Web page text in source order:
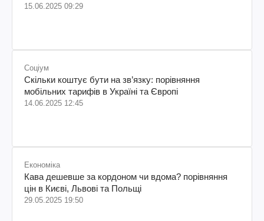
15.06.2025 09:29
Соціум
Скільки коштує бути на зв’язку: порівняння
мобільних тарифів в Україні та Європі
14.06.2025 12:45
Економіка
Кава дешевше за кордоном чи вдома? порівняння
цін в Києві, Львові та Польщі
29.05.2025 19:50